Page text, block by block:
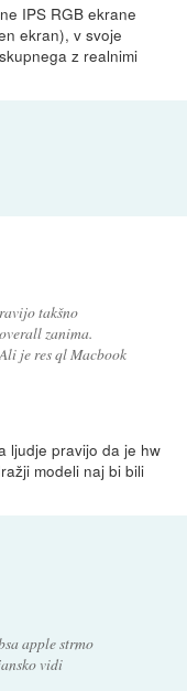
IPS RGB ekrane
ekran), v svoje
z realnimi
takšno
zanima.
je res ql Macbook
ljudje pravijo da je hw
modeli naj bi bili
apple strmo
vidi